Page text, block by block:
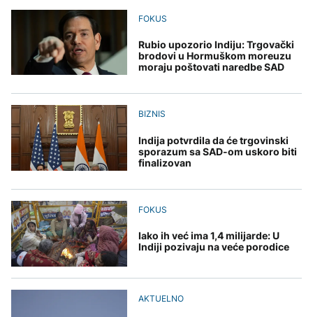
na posao
Mostar: Otpušteni
radnici iz Komunalnog bi
mogli uskoro biti vraćeni
Grgurević traži
solarnoj elektrani u
blizini Manastira Ostrog
Kubi
AKTUELNO
ambasadore u Hrvatskoj
ZDRAVLJE
prijeti širenje u Evropi?
KULTURA
septembra: Stiže
spektakl “Brechtovi
FOKUS
Rubio upozorio Indiju: Trgovački
brodovi u Hormuškom moreuzu
moraju poštovati naredbe SAD
BIZNIS
Indija potvrdila da će trgovinski
sporazum sa SAD-om uskoro biti
finalizovan
FOKUS
Iako ih već ima 1,4 milijarde: U
Indiji pozivaju na veće porodice
AKTUELNO